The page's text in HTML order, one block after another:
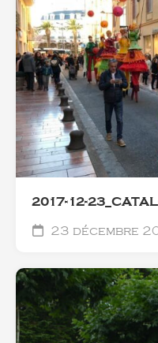
2017-12-
23 décembre